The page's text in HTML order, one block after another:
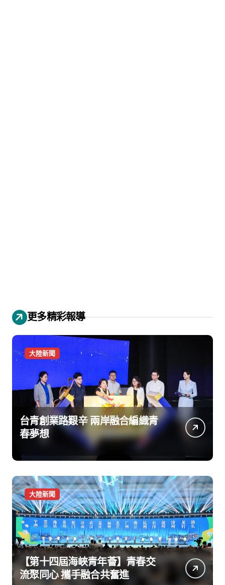
更多精彩報導
大陸新聞
台青創業路艱辛 兩岸融合編織青
春夢想
大陸新聞
【第十四屆海峽青年薈】青春交
流聚同心 攜手融合共奮進